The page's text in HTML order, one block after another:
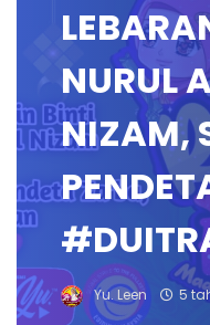
NURUL
NIZAM,
Yu. Leen 5